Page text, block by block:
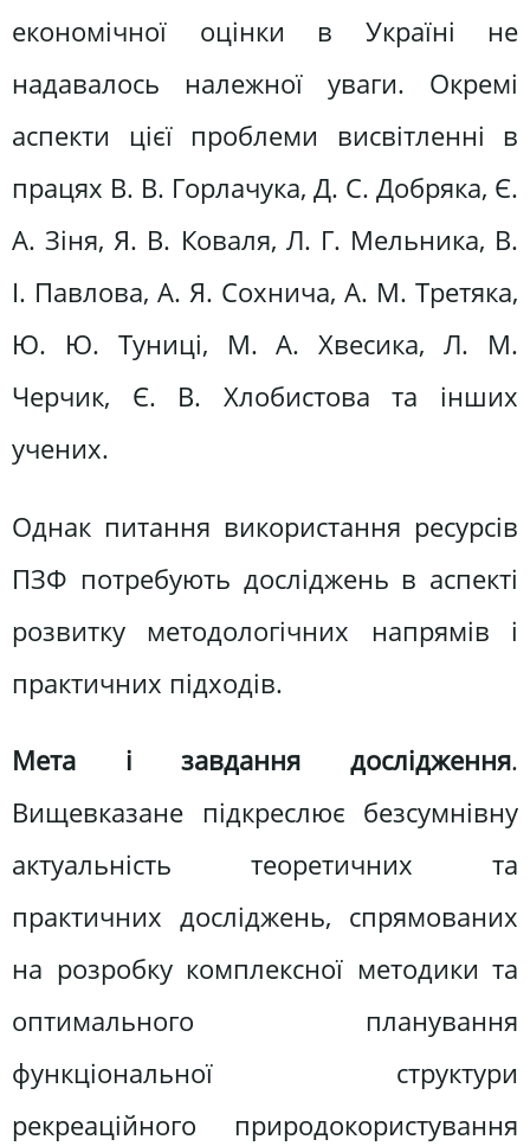
економічної оцінки в Україні не
надавалось належної уваги. Окремі
аспекти цієї проблеми висвітленні в
працях В. В. Горлачука, Д. С. Добряка, Є.
А. Зіня, Я. В. Коваля, Л. Г. Мельника, В.
І. Павлова, А. Я. Сохнича, А. М. Третяка,
Ю. Ю. Туниці, М. А. Хвесика, Л. М.
Черчик, Є. В. Хлобистова та інших
учених.
Однак питання використання ресурсів
ПЗФ потребують досліджень в аспекті
розвитку методологічних напрямів і
практичних підходів.
Мета і завдання дослідження.
Вищевказане підкреслює безсумнівну
актуальність теоретичних та
практичних досліджень, спрямованих
на розробку комплексної методики та
оптимального планування
функціональної структури
рекреаційного природокористування